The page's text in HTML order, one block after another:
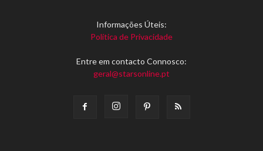
Informações Úteis:
Política de Privacidade
Entre em contacto Connosco:
geral@starsonline.pt